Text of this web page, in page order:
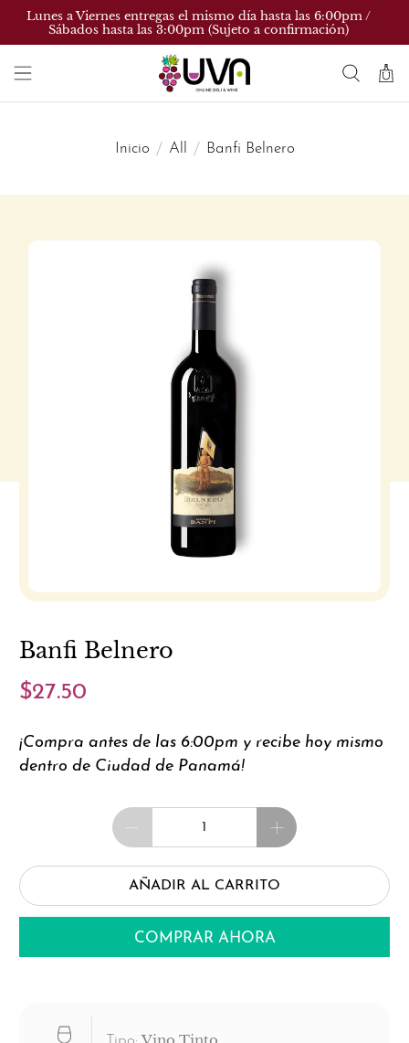
Lunes a Viernes entregas el mismo día hasta las 6:00pm /
Sábados hasta las 3:00pm (Sujeto a confirmación)
Inicio All Banfi Belnero
Banfi Belnero
$27.50
¡Compra antes de las 6:00pm y recibe hoy mismo
dentro de Ciudad de Panamá!
Cantidad
AÑADIR AL CARRITO
COMPRAR AHORA